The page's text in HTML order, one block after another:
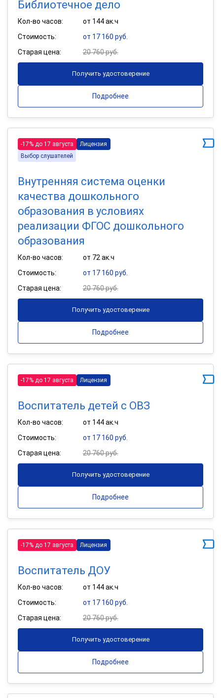
Библиотечное дело
Кол-во часов:
от 144 ак.ч
Стоимость:
от 17 160 руб.
Старая цена:
20 760 руб.
Получить удостоверение
Подробнее
-17% до 17 августа
Лицензия
Выбор слушателей
Внутренняя система оценки
качества дошкольного
образования в условиях
реализации ФГОС дошкольного
образования
Кол-во часов:
от 72 ак.ч
Стоимость:
от 17 160 руб.
Старая цена:
20 760 руб.
Получить удостоверение
Подробнее
-17% до 17 августа Лицензия
Воспитатель детей с ОВЗ
Кол-во часов:
от 144 ак.ч
Стоимость:
от 17 160 руб.
Старая цена:
20 760 руб.
Получить удостоверение
Подробнее
-17% до 17 августа Лицензия
Воспитатель ДОУ
Кол-во часов:
от 144 ак.ч
Стоимость:
от 17 160 руб.
Старая цена:
20 760 руб.
Получить удостоверение
Подробнее